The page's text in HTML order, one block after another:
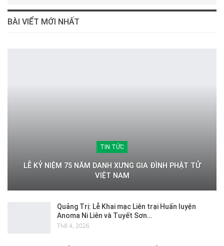
BÀI VIỂT MỚI NHẤT
TIN TỨC
LỄ KỶ NIỆM 75 NĂM DANH XƯNG GIA ĐÌNH PHẬT TỬ
VIỆT NAM
Quảng Trị: Lễ Khai mạc Liên trại Huấn luyện
Anoma Ni Liên và Tuyết Sơn…
Th8 4, 2026